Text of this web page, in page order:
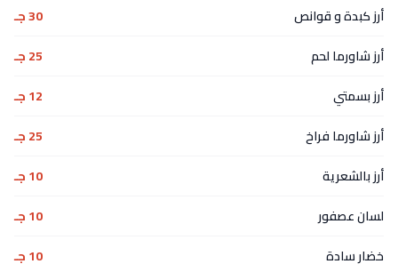
أرز كبدة و قوانص
30 جـ
أرز شاورما لحم
25 جـ
أرز بسمتي
12 جـ
أرز شاورما فراخ
25 جـ
أرز بالشعرية
10 جـ
لسان عصفور
10 جـ
خضار سادة
10 جـ